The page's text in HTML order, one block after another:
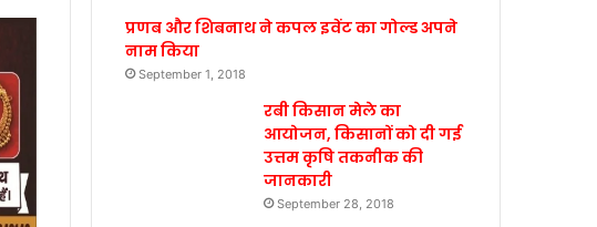
प्रणब और शिबनाथ ने कपल इवेंट का गोल्ड अपने
नाम किया
September 1, 2018
रबी किसान मेले का
आयोजन, किसानों को दी गई
उत्तम कृषि तकनीक की
जानकारी
September 28, 2018